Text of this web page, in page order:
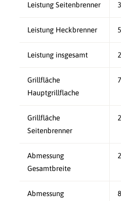
Leistung Seitenbrenner
Leistung Heckbrenner
Leistung insgesamt
Grillfläche
Hauptgrillflache
Grillfläche
Seitenbrenner
Abmessung
Gesamtbreite
Abmessung